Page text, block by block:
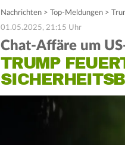
Nachrichten > Top-Meldungen >
01.05.2025, 21:15 Uhr
Chat-Affäre um
TRUMP